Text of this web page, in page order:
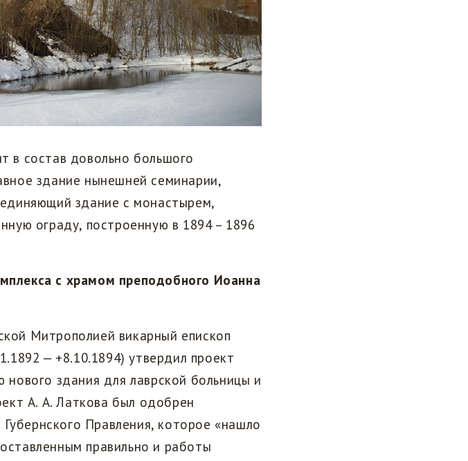
в состав довольно большого
здание нынешней семинарии,
здание с монастырем,
ограду, построенную в 1894 – 1896
с храмом преподобного Иоанна
Митрополией викарный епископ
— +8.10.1894) утвердил проект
здания для лаврской больницы и
А. А. Латкова был одобрен
Правления, которое «нашло
правильно и работы